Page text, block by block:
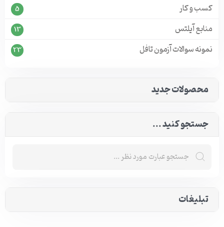
کسب و کار 5
منابع آیلتس 13
نمونه سوالات آزمون تافل 23
محصولات جدید
جستجو کنید ...
تبلیغات